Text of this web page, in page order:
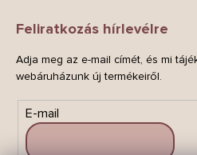
Feliratkozás hírlevélre
Adja meg az e-mail címét, és mi
webáruházunk új termékeiről.
E-mail